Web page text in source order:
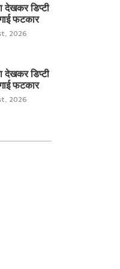
देखकर डिप्टी
फटकार
2026
देखकर डिप्टी
फटकार
2026